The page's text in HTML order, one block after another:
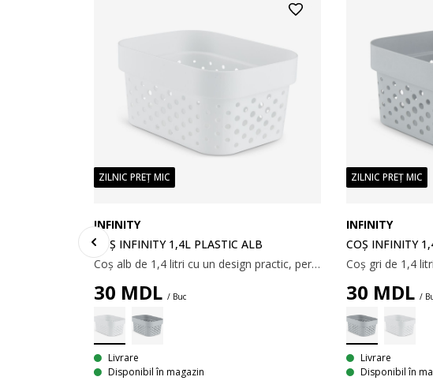
ZILNIC PREȚ MIC
INFINITY
COȘ INFINITY 1,4L PLASTIC ALB
Coș alb de 1,4 litri cu un design practic, perforat. Ideal pentru depozitarea diverselor obiecte mici. Coșul este fabricat din plastic (100% reciclat), ușor de curățat. 13x17x8 cm
30 MDL / Buc
Livrare
Disponibil în magazin
ZILNIC PREȚ MIC
INFINITY
COȘ INFINITY
30 MDL /
Livrare
Disponibil în